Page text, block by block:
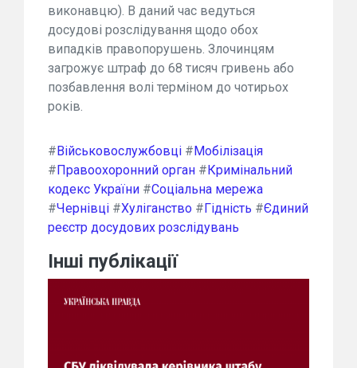
виконавцю). В даний час ведуться
досудові розслідування щодо обох
випадків правопорушень. Злочинцям
загрожує штраф до 68 тисяч гривень або
позбавлення волі терміном до чотирьох
років.
#Військовослужбовці #Мобілізація
#Правоохоронний орган #Кримінальний
кодекс України #Соціальна мережа
#Чернівці #Хуліганство #Гідність #Єдиний
реєстр досудових розслідувань
Інші публікації